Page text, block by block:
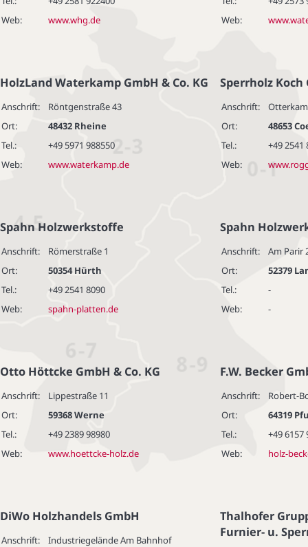
Web:
www.whg.de
Web:
HolzLand Waterkamp GmbH & Co. KG
Anschrift:
Röntgenstraße 43
Ort:
48432 Rheine
Tel.:
+49 5971 988550
Web:
www.waterkamp.de
Sperrholz
Anschrift:
Ort:
48653
Tel.:
+49 2541
Web:
Spahn Holzwerkstoffe
Anschrift:
Römerstraße 1
Ort:
50354 Hürth
Tel.:
+49 2541 8090
Web:
spahn-platten.de
Spahn
Anschrift:
Am Parir
Ort:
52379
Tel.:
-
Web:
-
Otto Höttcke GmbH & Co. KG
Anschrift:
Lippestraße 11
Ort:
59368 Werne
Tel.:
+49 2389 98980
Web:
www.hoettcke-holz.de
F.W. Becker
Anschrift:
Robert-
Ort:
64319
Tel.:
+49 6157
Web:
holz-
DiWo Holzhandels GmbH
Anschrift:
Industriegelände Am Bahnhof
Thalhofer
Furnier- u.